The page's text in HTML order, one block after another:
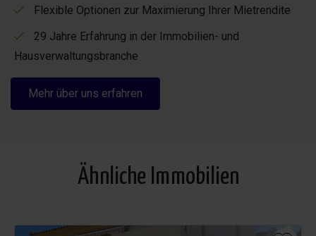
Flexible Optionen zur Maximierung Ihrer Mietrendite
29 Jahre Erfahrung in der Immobilien- und
Hausverwaltungsbranche
Mehr über uns erfahren
Ähnliche Immobilien